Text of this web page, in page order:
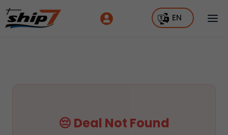
EN
😔 Deal Not Found